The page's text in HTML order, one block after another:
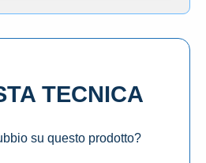
TECNICA
su questo prodotto?